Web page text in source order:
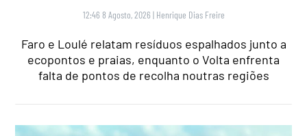
12:46 8 Agosto, 2026 | Henrique Dias Freire
Faro e Loulé relatam resíduos espalhados junto a
ecopontos e praias, enquanto o Volta enfrenta
falta de pontos de recolha noutras regiões